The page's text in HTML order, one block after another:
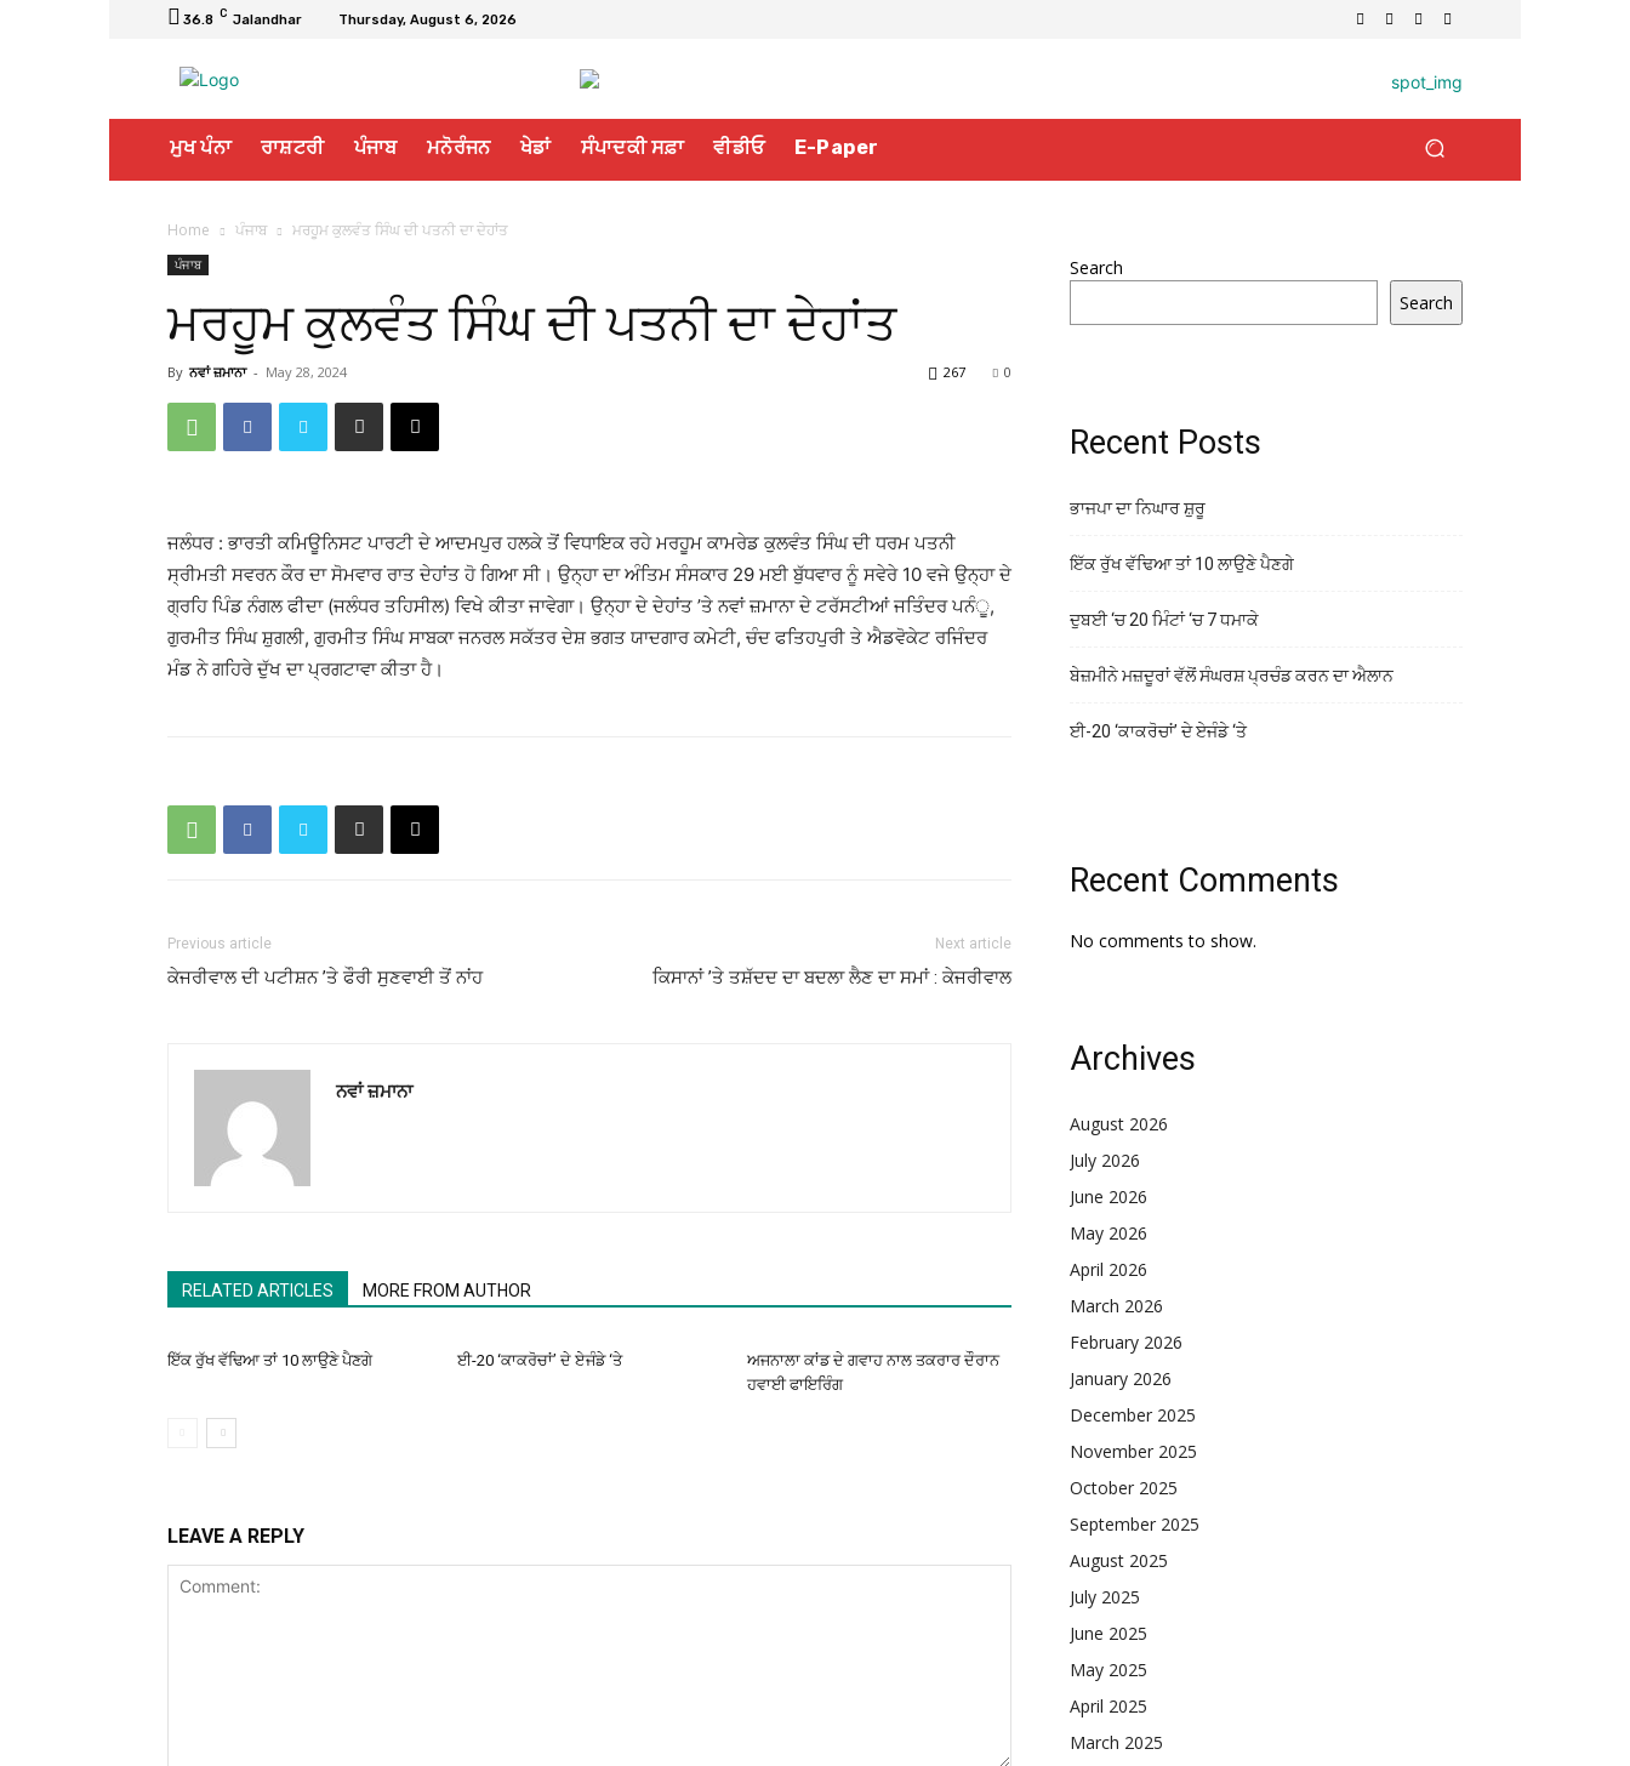
36.8 C Jalandhar Thursday, August 6, 2026
ਮੁਖ ਪੰਨਾ ਰਾਸ਼ਟਰੀ ਪੰਜਾਬ ਮਨੋਰੰਜਨ ਖੇਡਾਂ ਸੰਪਾਦਕੀ ਸਫ਼ਾ ਵੀਡੀਓ E-Paper
Home ਪੰਜਾਬ ਮਰਹੂਮ ਕੁਲਵੰਤ ਸਿੰਘ ਦੀ ਪਤਨੀ ਦਾ ਦੇਹਾਂਤ
ਪੰਜਾਬ
ਮਰਹੂਮ ਕੁਲਵੰਤ ਸਿੰਘ ਦੀ ਪਤਨੀ ਦਾ ਦੇਹਾਂਤ
By ਨਵਾਂ ਜ਼ਮਾਨਾ - May 28, 2024 0
267
ਜਲੰਧਰ : ਭਾਰਤੀ ਕਮਿਊਨਿਸਟ ਪਾਰਟੀ ਦੇ ਆਦਮਪੁਰ ਹਲਕੇ ਤੋਂ ਵਿਧਾਇਕ ਰਹੇ ਮਰਹੂਮ ਕਾਮਰੇਡ ਕੁਲਵੰਤ ਸਿੰਘ ਦੀ ਧਰਮ ਪਤਨੀ
ਸ੍ਰੀਮਤੀ ਸਵਰਨ ਕੌਰ ਦਾ ਸੋਮਵਾਰ ਰਾਤ ਦੇਹਾਂਤ ਹੋ ਗਿਆ ਸੀ। ਉਨ੍ਹਾ ਦਾ ਅੰਤਿਮ ਸੰਸਕਾਰ 29 ਮਈ ਬੁੱਧਵਾਰ ਨੂੰ ਸਵੇਰੇ 10 ਵਜੇ ਉਨ੍ਹਾ ਦੇ
ਗ੍ਰਹਿ ਪਿੰਡ ਨੰਗਲ ਫੀਦਾ (ਜਲੰਧਰ ਤਹਿਸੀਲ) ਵਿਖੇ ਕੀਤਾ ਜਾਵੇਗਾ। ਉਨ੍ਹਾ ਦੇ ਦੇਹਾਂਤ ’ਤੇ ਨਵਾਂ ਜ਼ਮਾਨਾ ਦੇ ਟਰੱਸਟੀਆਂ ਜਤਿੰਦਰ ਪਨੰੂ,
ਗੁਰਮੀਤ ਸਿੰਘ ਸ਼ੁਗਲੀ, ਗੁਰਮੀਤ ਸਿੰਘ ਸਾਬਕਾ ਜਨਰਲ ਸਕੱਤਰ ਦੇਸ਼ ਭਗਤ ਯਾਦਗਾਰ ਕਮੇਟੀ, ਚੰਦ ਫਤਿਹਪੁਰੀ ਤੇ ਐਡਵੋਕੇਟ ਰਜਿੰਦਰ
ਮੰਡ ਨੇ ਗਹਿਰੇ ਦੁੱਖ ਦਾ ਪ੍ਰਗਟਾਵਾ ਕੀਤਾ ਹੈ।
Previous article
ਕੇਜਰੀਵਾਲ ਦੀ ਪਟੀਸ਼ਨ ’ਤੇ ਫੌਰੀ ਸੁਣਵਾਈ ਤੋਂ ਨਾਂਹ
Next article
ਕਿਸਾਨਾਂ ’ਤੇ ਤਸ਼ੱਦਦ ਦਾ ਬਦਲਾ ਲੈਣ ਦਾ ਸਮਾਂ : ਕੇਜਰੀਵਾਲ
ਨਵਾਂ ਜ਼ਮਾਨਾ
RELATED ARTICLES MORE FROM AUTHOR
ਇੱਕ ਰੁੱਖ ਵੱਢਿਆ ਤਾਂ 10 ਲਾਉਣੇ ਪੈਣਗੇ ਈ-20 ‘ਕਾਕਰੋਚਾਂ’ ਦੇ ਏਜੰਡੇ ‘ਤੇ
ਅਜਨਾਲਾ ਕਾਂਡ ਦੇ ਗਵਾਹ ਨਾਲ ਤਕਰਾਰ ਦੌਰਾਨ
ਹਵਾਈ ਫਾਇਰਿੰਗ
LEAVE A REPLY
Search
Search
Recent Posts
ਭਾਜਪਾ ਦਾ ਨਿਘਾਰ ਸ਼ੁਰੂ
ਇੱਕ ਰੁੱਖ ਵੱਢਿਆ ਤਾਂ 10 ਲਾਉਣੇ ਪੈਣਗੇ
ਦੁਬਈ ‘ਚ 20 ਮਿੰਟਾਂ ‘ਚ 7 ਧਮਾਕੇ
ਬੇਜ਼ਮੀਨੇ ਮਜ਼ਦੂਰਾਂ ਵੱਲੋਂ ਸੰਘਰਸ਼ ਪ੍ਰਚੰਡ ਕਰਨ ਦਾ ਐਲਾਨ
ਈ-20 ‘ਕਾਕਰੋਚਾਂ’ ਦੇ ਏਜੰਡੇ ‘ਤੇ
Recent Comments
No comments to show.
Archives
August 2026
July 2026
June 2026
May 2026
April 2026
March 2026
February 2026
January 2026
December 2025
November 2025
October 2025
September 2025
August 2025
July 2025
June 2025
May 2025
April 2025
March 2025